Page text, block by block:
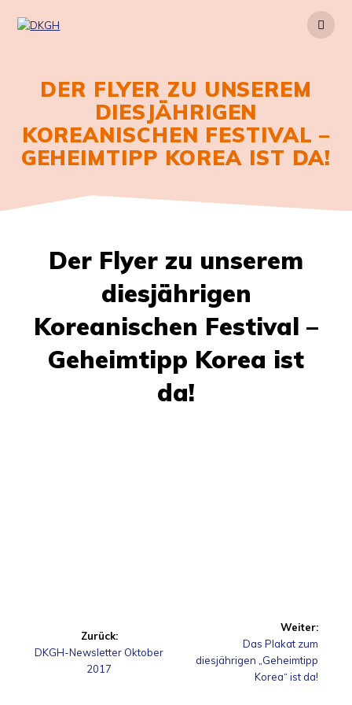
DER FLYER ZU UNSEREM
DIESJÄHRIGEN
KOREANISCHEN FESTIVAL –
GEHEIMTIPP KOREA IST DA!
Der Flyer zu unserem
diesjährigen
Koreanischen Festival –
Geheimtipp Korea ist
da!
Zurück:
Vorheriger
DKGH-Newsletter Oktober
2017
Weiter:
Nächster
Beitrag:
Das Plakat zum
diesjährigen „Geheimtipp
Korea“ ist da!